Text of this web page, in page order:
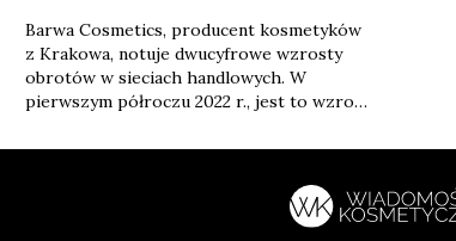
Barwa Cosmetics, producent kosmetyków
z Krakowa, notuje dwucyfrowe wzrosty
obrotów w sieciach handlowych. W
pierwszym półroczu 2022 r., jest to wzrost
analogicznego okresu ubiegłego roku.
w kanale nowoczesnym oraz w segmencie
private label, a także ekspansję na rynki